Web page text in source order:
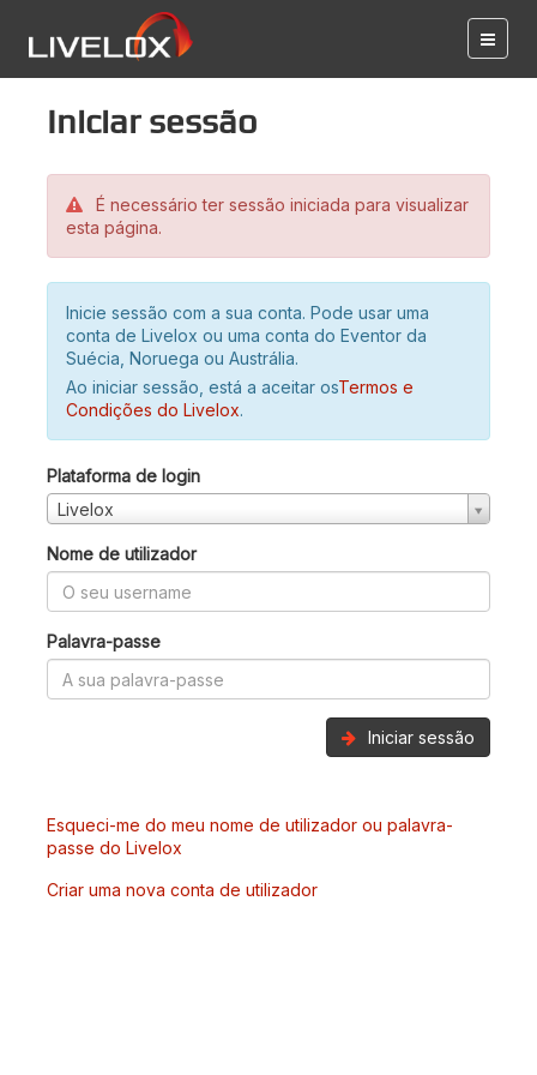
Iniciar sessão
É necessário ter sessão iniciada para visualizar
esta página.
Inicie sessão com a sua conta. Pode usar uma
conta de Livelox ou uma conta do Eventor da
Suécia, Noruega ou Austrália.
Ao iniciar sessão, está a aceitar osTermos e
Condições do Livelox.
Plataforma de login
Livelox
Nome de utilizador
Palavra-passe
Iniciar sessão
Esqueci-me do meu nome de utilizador ou palavra-
passe do Livelox
Criar uma nova conta de utilizador